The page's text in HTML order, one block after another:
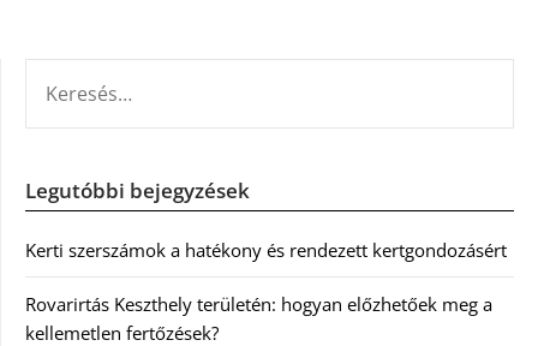
Legutóbbi bejegyzések
Kerti szerszámok a hatékony és rendezett kertgondozásért
Rovarirtás Keszthely területén: hogyan előzhetőek meg a
kellemetlen fertőzések?